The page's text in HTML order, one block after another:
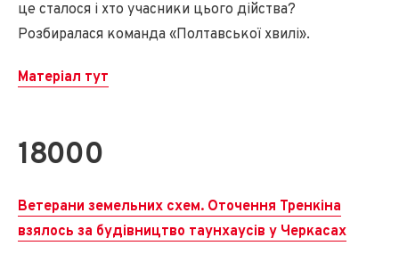
це сталося і хто учасники цього дійства?
Розбиралася команда «Полтавської хвилі».
Матеріал тут
18000
Ветерани земельних схем. Оточення Тренкіна
взялось за будівництво таунхаусів у Черкасах